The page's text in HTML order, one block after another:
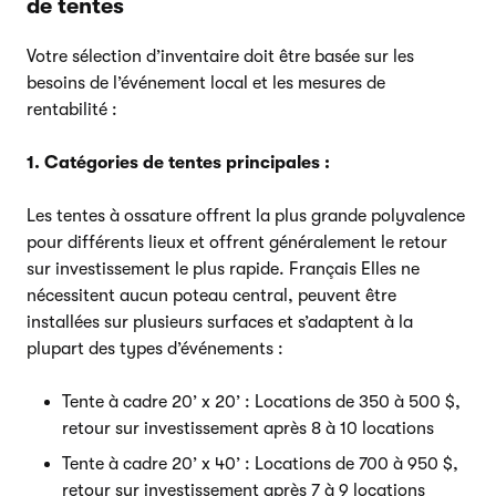
de tentes
Votre sélection d’inventaire doit être basée sur les
besoins de l’événement local et les mesures de
rentabilité :
1. Catégories de tentes principales :
Les tentes à ossature offrent la plus grande polyvalence
pour différents lieux et offrent généralement le retour
sur investissement le plus rapide. Français Elles ne
nécessitent aucun poteau central, peuvent être
installées sur plusieurs surfaces et s’adaptent à la
plupart des types d’événements :
Tente à cadre 20’ x 20’ : Locations de 350 à 500 $,
retour sur investissement après 8 à 10 locations
Tente à cadre 20’ x 40’ : Locations de 700 à 950 $,
retour sur investissement après 7 à 9 locations